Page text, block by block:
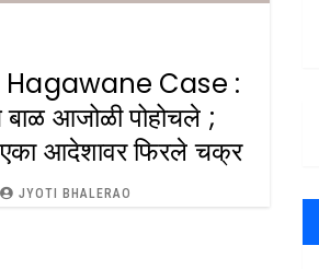
Case :
आजोळी पोहोचले ;
एका आदेशावर फिरले चक्र
JYOTI BHALERAO